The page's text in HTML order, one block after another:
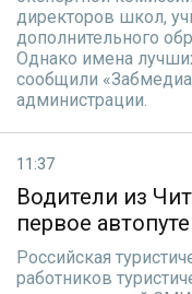
директоров школ,
дополнительного
Однако имена
сообщили
администрации.
11:37
Водители из
первое
Российская
работников